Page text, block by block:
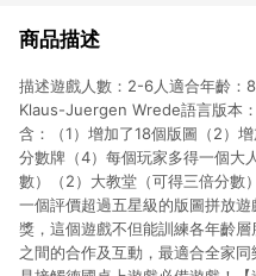
商品描述
描述遊戲人數：2-6人適合年齡：
Klaus-Juergen Wrede語言版本
含：（1）增加了18個版圖（2）
分數牌（4）每個玩家多得一個大
數）（2）大教堂（可得三倍分數
一個評價超過五星級的版圖拼放
獎，這個遊戲不但能訓練各年齡
之間的合作及互動，最適合全家